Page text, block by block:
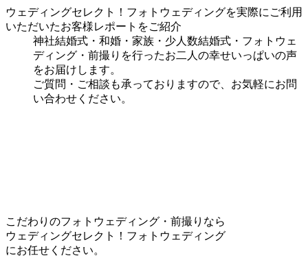
ウェディングセレクト！フォトウェディングを実際にご利用
いただいたお客様レポートをご紹介
神社結婚式・和婚・家族・少人数結婚式・フォトウェ
ディング・前撮りを行ったお二人の幸せいっぱいの声
をお届けします。
ご質問・ご相談も承っておりますので、お気軽にお問
い合わせください。
こだわりのフォトウェディング・前撮りなら
ウェディングセレクト！フォトウェディング
にお任せください。